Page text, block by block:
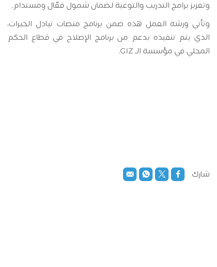
وتعزيز برامج التدريب والتوعية لضمان شمول فعّال ومستدام.
وتأتي ورشة العمل هذه ضمن برنامج منصات تبادل الخبرات،
الذي يتم تنفيذه بدعم من برنامج الإصلاح في قطاع الحكم
المحلي في مؤسسة الـ GIZ.
شارك